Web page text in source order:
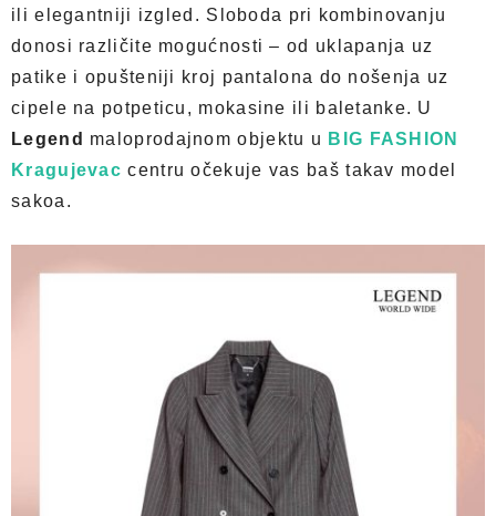
ili elegantniji izgled. Sloboda pri kombinovanju
donosi različite mogućnosti – od uklapanja uz
patike i opušteniji kroj pantalona do nošenja uz
cipele na potpeticu, mokasine ili baletanke. U
Legend maloprodajnom objektu u BIG FASHION
Kragujevac centru očekuje vas baš takav model
sakoa.